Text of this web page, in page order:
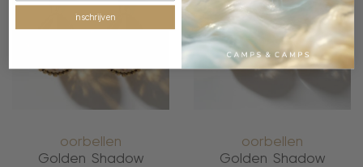
oorbellen
Golden Shadow
oorbellen
Golden Shadow
inschrijven